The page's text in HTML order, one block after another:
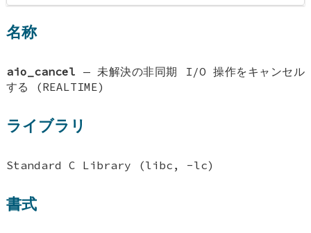
名称
aio_cancel — 未解決の非同期 I/O 操作をキャンセル
する (REALTIME)
ライブラリ
Standard C Library (libc, -lc)
書式